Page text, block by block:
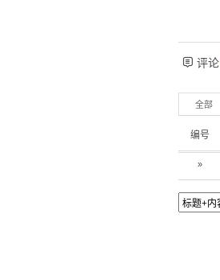
评论
全部
编号
»